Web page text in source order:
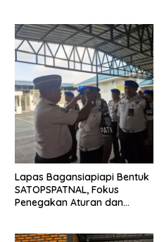
Lapas Bagansiapiapi Bentuk
SATOPSPATNAL, Fokus
Penegakan Aturan dan